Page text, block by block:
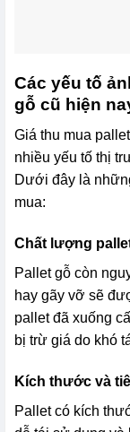
Các yếu tố
gỗ cũ hiện
Giá thu mua
nhiều yếu tố thị
Dưới đây là
mua:
Chất lượng
Pallet gỗ còn
hay gãy vỡ sẽ
pallet đã xuống
bị trừ giá do khó
Kích thước và
Pallet có kích